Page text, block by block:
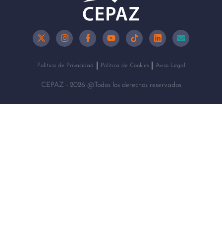
Política de Privacidad Política de Cookies Aviso Legal
CEPAZ - 2026 @Todos los derechos reservados